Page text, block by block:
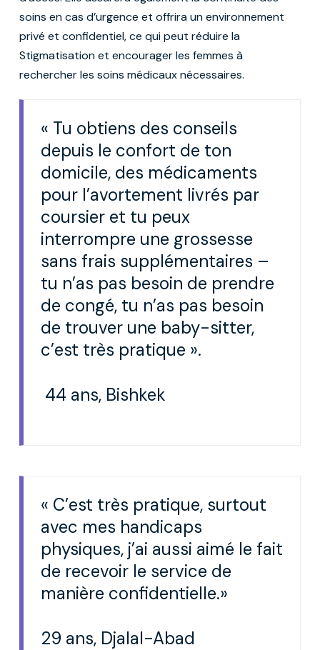
soins en cas d’urgence et offrira un environnement
privé et confidentiel, ce qui peut réduire la
Stigmatisation et encourager les femmes à
rechercher les soins médicaux nécessaires.
« Tu obtiens des conseils
depuis le confort de ton
domicile, des médicaments
pour l’avortement livrés par
coursier et tu peux
interrompre une grossesse
sans frais supplémentaires –
tu n’as pas besoin de prendre
de congé, tu n’as pas besoin
de trouver une baby-sitter,
c’est très pratique ».
44 ans, Bishkek
« C’est très pratique, surtout
avec mes handicaps
physiques, j’ai aussi aimé le fait
de recevoir le service de
manière confidentielle.»
29 ans, Djalal-Abad